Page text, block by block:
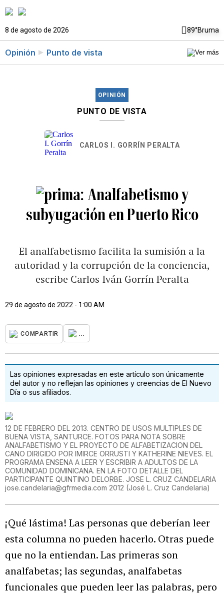
8 de agosto de 2026 89°Bruma
Opinión Punto de vista
OPINIÓN
PUNTO DE VISTA
CARLOS I. GORRÍN PERALTA
Analfabetismo y
subyugación en Puerto Rico
El analfabetismo facilita la sumisión a la
autoridad y la corrupción de la conciencia,
escribe Carlos Iván Gorrín Peralta
29 de agosto de 2022 - 1:00 AM
COMPARTIR ...
Las opiniones expresadas en este artículo son únicamente
del autor y no reflejan las opiniones y creencias de El Nuevo
Día o sus afiliados.
12 DE FEBRERO DEL 2013. CENTRO DE USOS MULTIPLES DE
BUENA VISTA, SANTURCE. FOTOS PARA NOTA SOBRE
ANALFABETISMO Y EL PROYECTO DE ALFABETIZACION DEL
CANO DIRIGIDO POR IMIRCE ORRUSTI Y KATHERINE NIEVES. EL
PROGRAMA ENSENA A LEER Y ESCRIBIR A ADULTOS DE LA
COMUNIDAD DOMINICANA. EN LA FOTO DETALLE DEL
PARTICIPANTE QUINTINO DELORBE. JOSE L. CRUZ CANDELARIA
jose.candelaria@gfrmedia.com 2012 (José L. Cruz Candelaria)
¡Qué lástima! Las personas que deberían leer
esta columna no pueden hacerlo. Otras puede
que no la entiendan. Las primeras son
analfabetas; las segundas, analfabetas
funcionales que pueden leer las palabras, pero